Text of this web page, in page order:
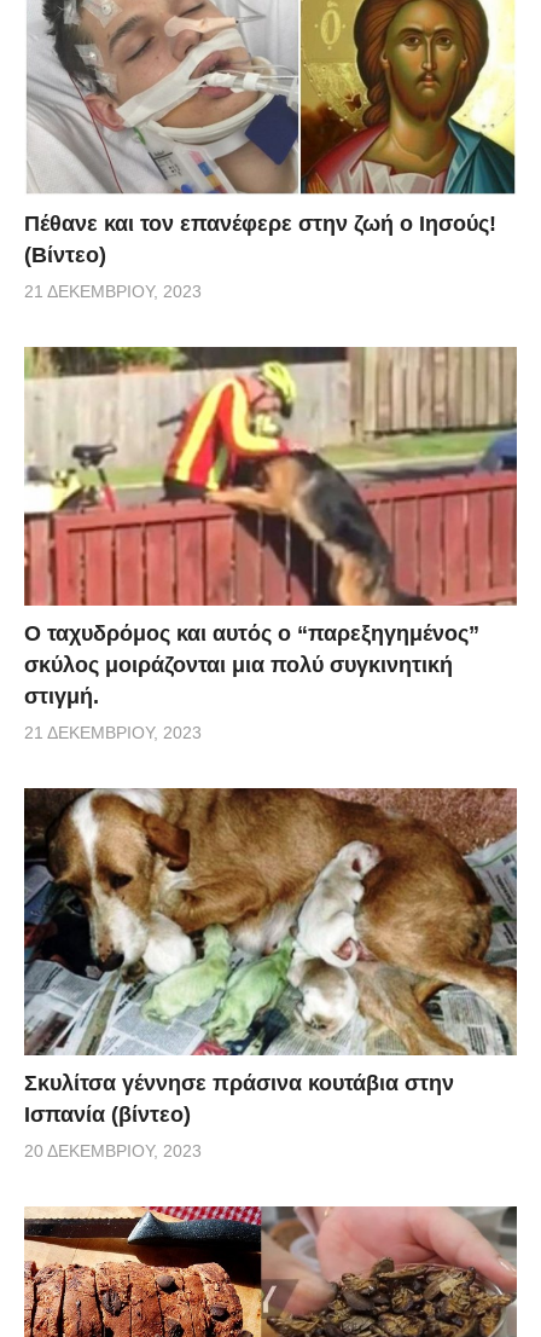
Πέθανε και τον επανέφερε στην ζωή ο Ιησούς!
(Βίντεο)
21 ΔΕΚΕΜΒΡΊΟΥ, 2023
Ο ταχυδρόμος και αυτός ο “παρεξηγημένος”
σκύλος μοιράζονται μια πολύ συγκινητική
στιγμή.
21 ΔΕΚΕΜΒΡΊΟΥ, 2023
Σκυλίτσα γέννησε πράσινα κουτάβια στην
Ισπανία (βίντεο)
20 ΔΕΚΕΜΒΡΊΟΥ, 2023